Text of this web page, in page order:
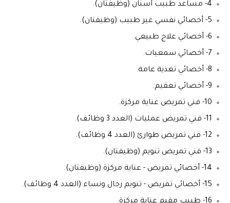
4- مساعد طبيب أسنان (وظيفتان).
5- أخصائي نفسي غير طبيب (وظيفتان).
6- أخصائي علاج طبيعي.
7- أخصائي سمعيات.
8- أخصائي تغذية عامة.
9- أخصائي تعقيم.
10- فني تمريض عناية مركزة.
11- فني تمريض عمليات (العدد 3 وظائف).
12- فني تمريض طوارئ (العدد 4 وظائف).
13- فني تمريض تنويم (وظيفتان).
14- أخصائي تمريض - عناية مركزة (وظيفتان).
15- أخصائي تمريض - تنويم رجال ونساء (العدد 4 وظائف).